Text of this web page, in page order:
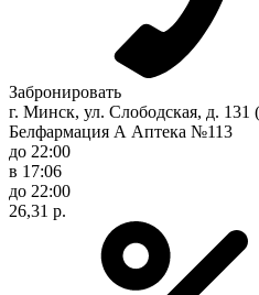
Забронировать
г. Минск, ул. Слободская, д.
Белфармация А Аптека №113
до 22:00
в 17:06
до 22:00
26,31 р.